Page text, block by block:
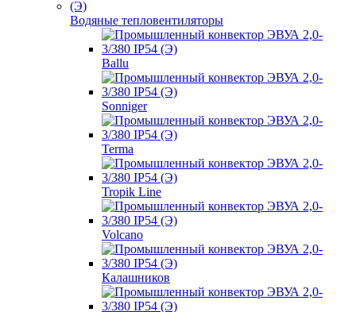
Водяные тепловентиляторы
Ballu
Sonniger
Terma
Tropik Line
Volcano
Калашников